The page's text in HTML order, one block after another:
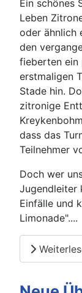
Ein schönes
Leben
oder ähnlich
den
fieberten ein
erstmaligen
Stade hin.
zitronige
dass das
Teilnehmer
Doch wer
Jugendleiter
Einfälle und
Limonade"....